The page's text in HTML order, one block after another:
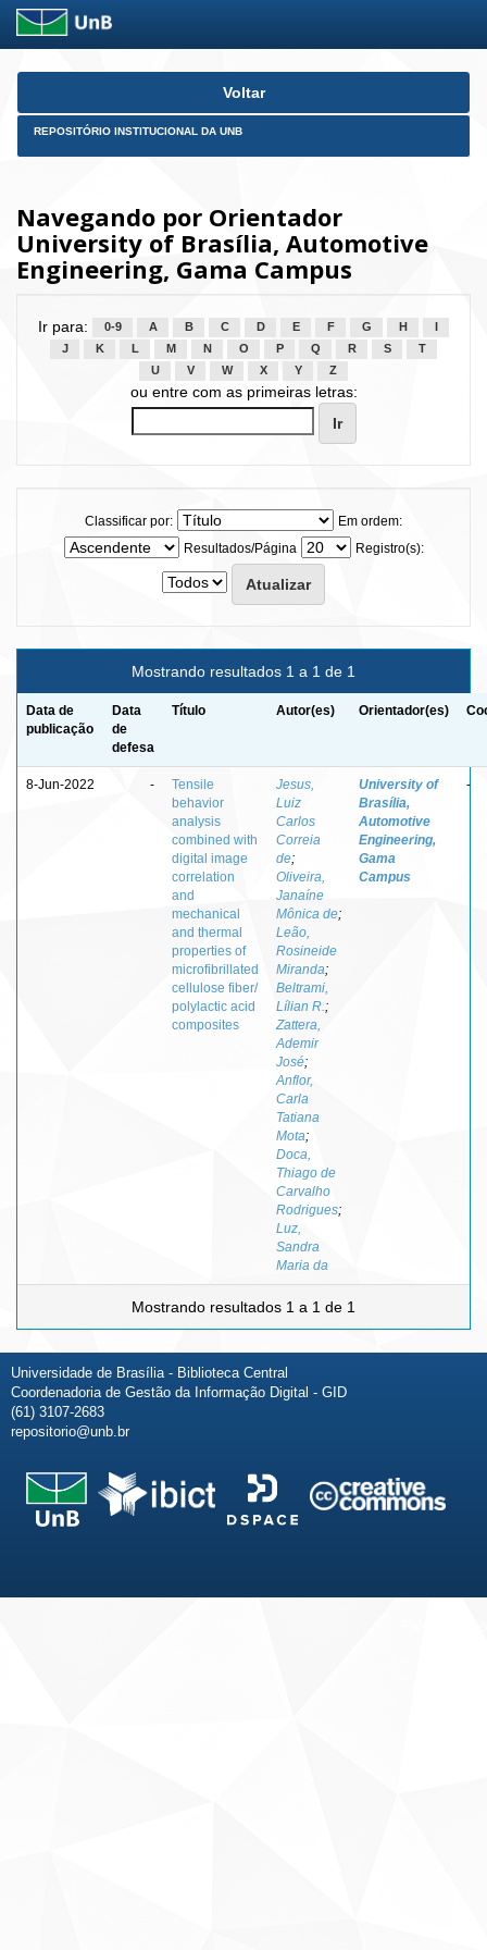
Skip
Voltar
REPOSITÓRIO INSTITUCIONAL DA UNB
Navegando por Orientador
University of Brasília, Automotive
Engineering, Gama Campus
Ir para: 0-9 A B C D E F G H
J
K L M N O P Q R S
T
U
V W X Y Z
ou entre com as primeiras letras:
Classificar por:
Em ordem:
Resultados/Página
Registro(s):
Mostrando resultados 1 a 1 de 1
Data de
publicação
Data
de
defesa
Título Autor(es) Orientador(es)
8-Jun-2022 -
Tensile
behavior
analysis
combined with
digital image
correlation
and
mechanical
and thermal
properties of
microfibrillated
cellulose fiber/
polylactic acid
composites
Jesus,
Luiz
Carlos
Correia
de;
Oliveira,
Janaíne
Mônica de;
Leão,
Rosineide
Miranda;
Beltrami,
Lílian R. ;
Zattera,
Ademir
José;
Anflor,
Carla
Tatiana
Mota;
Doca,
Thiago de
Carvalho
Rodrigues;
Luz,
Sandra
Maria da
University of
Brasília,
Automotive
Engineering,
Gama
Campus
-
Mostrando resultados 1 a 1 de 1
Universidade de Brasília - Biblioteca Central
Coordenadoria de Gestão da Informação Digital - GID
(61) 3107-2683
repositorio@unb.br